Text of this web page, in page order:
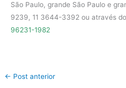
São Paulo, grande São Paulo e
9239, 11 3644-3392 ou através
96231-1982
← Post anterior